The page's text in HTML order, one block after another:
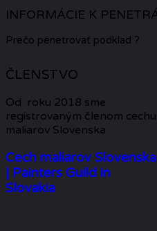
INFORMÁCIE K
Prečo penetrovať podklad ?
ČLENSTVO
Od roku 2018 sme
registrovaným členom cechu
maliarov Slovenska
Cech maliarov Slovenska
| Painters Guild in
Slovakia